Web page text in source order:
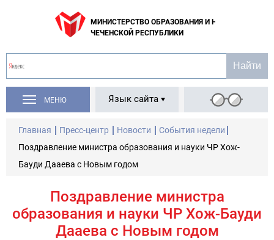
МИНИСТЕРСТВО ОБРАЗОВАНИЯ И НАУКИ
ЧЕЧЕНСКОЙ РЕСПУБЛИКИ
МЕНЮ Язык сайта
Главная Пресс-центр Новости
События недели
Поздравление министра образования и науки ЧР Хож-
Бауди Дааева с Новым годом
Поздравление министра
образования и науки ЧР Хож-Бауди
Дааева с Новым годом